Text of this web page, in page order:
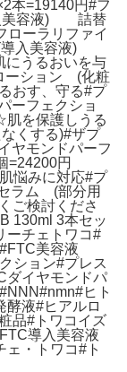
本=19140円#フ
美容液) 詰替
ーラリファイ
導入美容液)
うるおいを与
ーション (化粧
おす、守る#プ
ーフェクショ
を保護しうる
くする)#ザプ
ヤモンドパーフ
=24200円
悩みに対応#プ
ラム (部分用
ご検討くださ
130ml 3本セッ
ーチェトワコ#
美容液
ション#プレス
ダイヤモンドパ
ヒト
酵液#ヒアルロ
品#トワコイズ
導入美容液
・トワコ#ト